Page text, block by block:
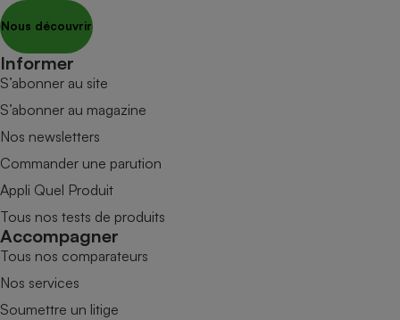
Nous découvrir
Informer
S’abonner au site
S’abonner au magazine
Nos newsletters
Commander une parution
Appli Quel Produit
Tous nos tests de produits
Accompagner
Tous nos comparateurs
Nos services
Soumettre un litige